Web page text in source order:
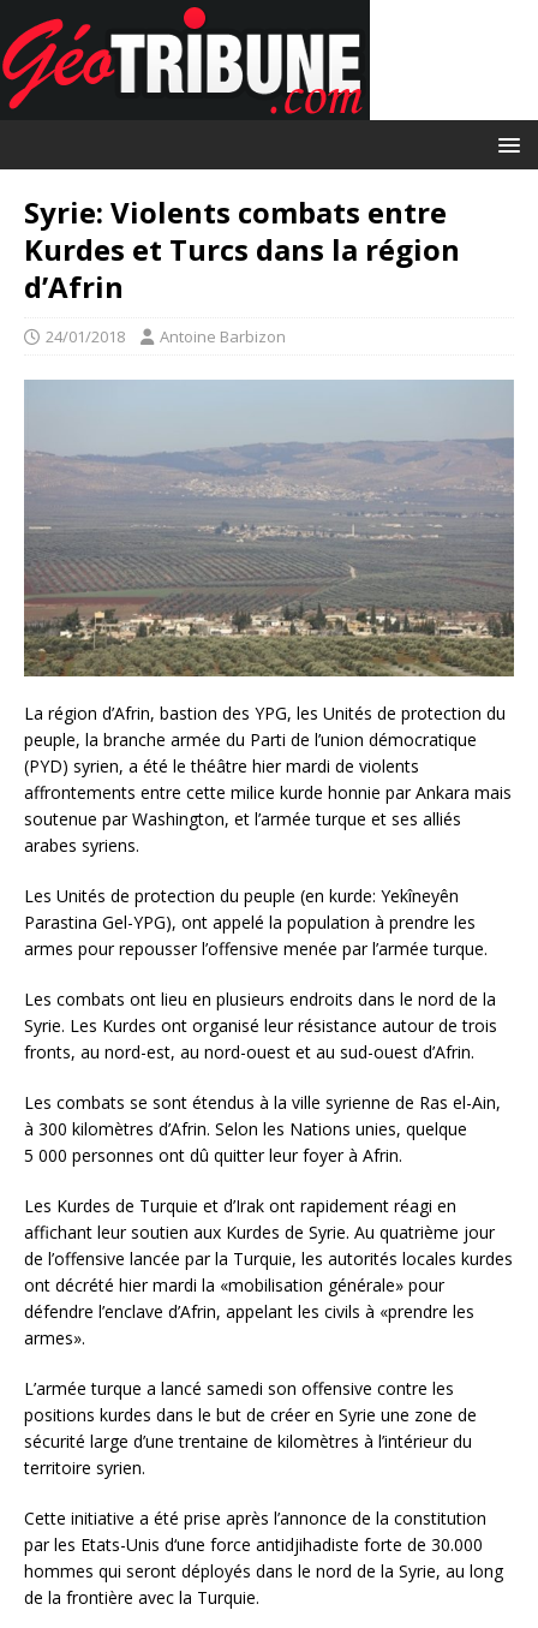
Syrie: Violents combats entre
Kurdes et Turcs dans la région
d’Afrin
24/01/2018 Antoine Barbizon
La région d’Afrin, bastion des YPG, les Unités de protection du
peuple, la branche armée du Parti de l’union démocratique
(PYD) syrien, a été le théâtre hier mardi de violents
affrontements entre cette milice kurde honnie par Ankara mais
soutenue par Washington, et l’armée turque et ses alliés
arabes syriens.
Les Unités de protection du peuple (en kurde: Yekîneyên
Parastina Gel-YPG), ont appelé la population à prendre les
armes pour repousser l’offensive menée par l’armée turque.
Les combats ont lieu en plusieurs endroits dans le nord de la
Syrie. Les Kurdes ont organisé leur résistance autour de trois
fronts, au nord-est, au nord-ouest et au sud-ouest d’Afrin.
Les combats se sont étendus à la ville syrienne de Ras el-Ain,
à 300 kilomètres d’Afrin. Selon les Nations unies, quelque
5 000 personnes ont dû quitter leur foyer à Afrin.
Les Kurdes de Turquie et d’Irak ont rapidement réagi en
affichant leur soutien aux Kurdes de Syrie. Au quatrième jour
de l’offensive lancée par la Turquie, les autorités locales kurdes
ont décrété hier mardi la «mobilisation générale» pour
défendre l’enclave d’Afrin, appelant les civils à «prendre les
armes».
L’armée turque a lancé samedi son offensive contre les
positions kurdes dans le but de créer en Syrie une zone de
sécurité large d’une trentaine de kilomètres à l’intérieur du
territoire syrien.
Cette initiative a été prise après l’annonce de la constitution
par les Etats-Unis d‘une force antidjihadiste forte de 30.000
hommes qui seront déployés dans le nord de la Syrie, au long
de la frontière avec la Turquie.